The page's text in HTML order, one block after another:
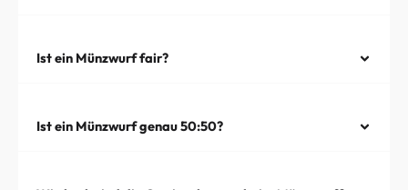
Ist ein Münzwurf fair?
Ist ein Münzwurf genau 50:50?